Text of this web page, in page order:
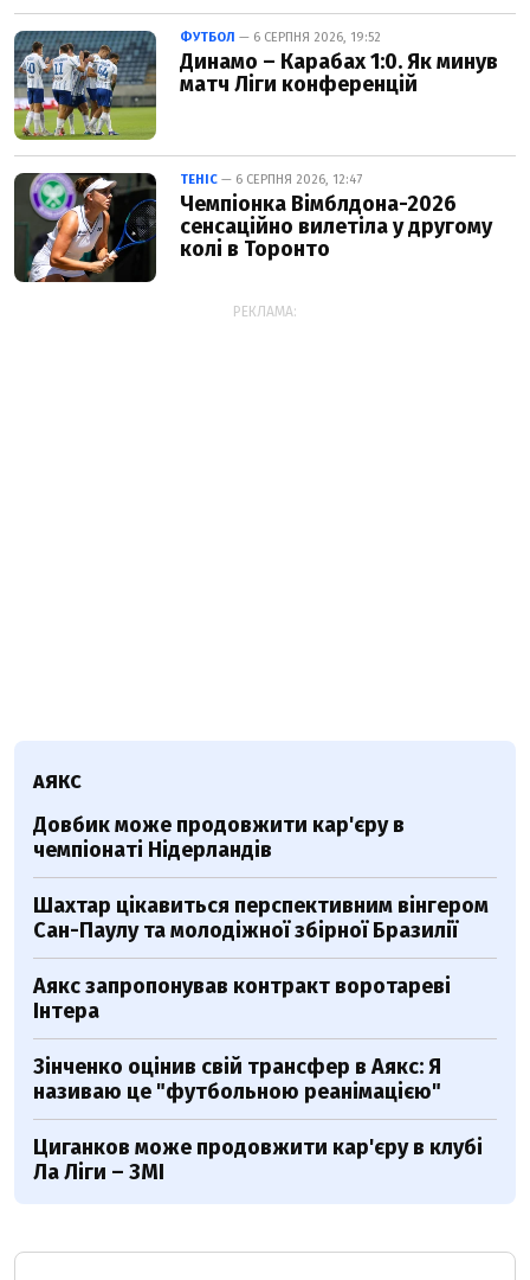
ФУТБОЛ — 6 СЕРПНЯ 2026, 19:52
Динамо – Карабах 1:0. Як минув
матч Ліги конференцій
ТЕНІС — 6 СЕРПНЯ 2026, 12:47
Чемпіонка Вімблдона-2026
сенсаційно вилетіла у другому
колі в Торонто
РЕКЛАМА:
АЯКС
Довбик може продовжити кар'єру в
чемпіонаті Нідерландів
Шахтар цікавиться перспективним вінгером
Сан-Паулу та молодіжної збірної Бразилії
Аякс запропонував контракт воротареві
Інтера
Зінченко оцінив свій трансфер в Аякс: Я
називаю це "футбольною реанімацією"
Циганков може продовжити кар'єру в клубі
Ла Ліги – ЗМІ